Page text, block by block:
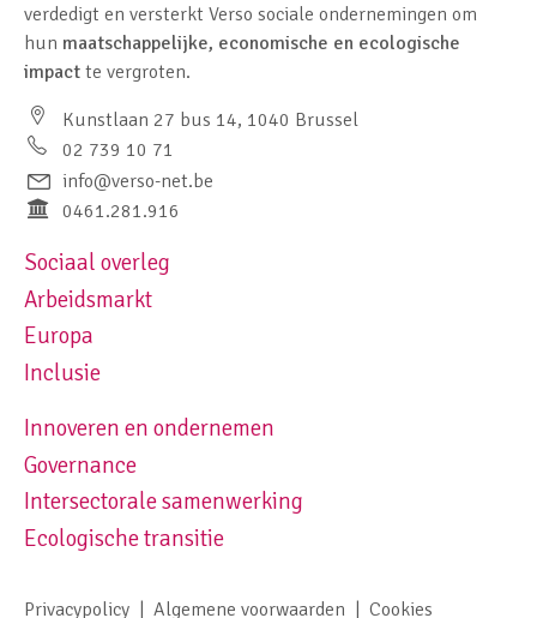
verdedigt en versterkt Verso sociale ondernemingen om
hun maatschappelijke, economische en ecologische
impact te vergroten.
Kunstlaan 27 bus 14, 1040 Brussel
02 739 10 71
info@verso-net.be
0461.281.916
Footer navigation left
Sociaal overleg
Arbeidsmarkt
Europa
Inclusie
Footer navigation right
Innoveren en ondernemen
Governance
Intersectorale samenwerking
Ecologische transitie
Privacypolicy Algemene voorwaarden Cookies